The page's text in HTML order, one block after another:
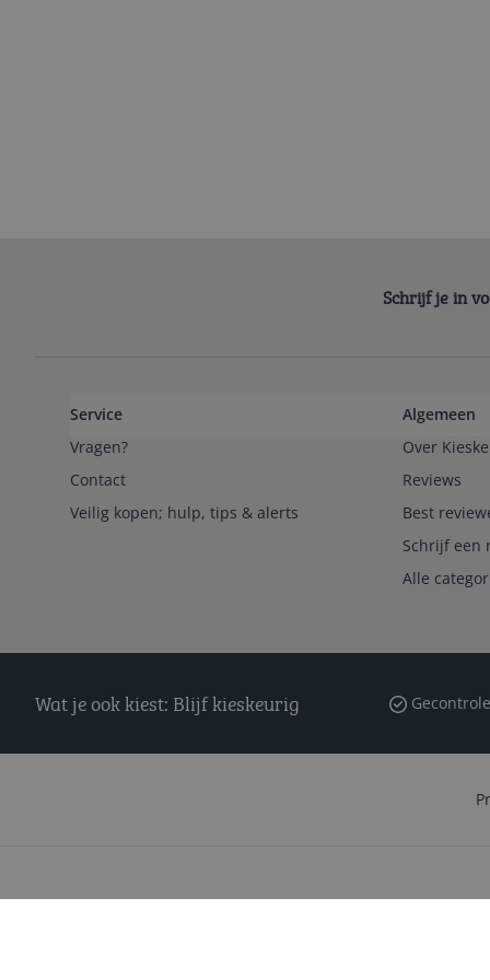
Schrijf je in
Service
Vragen?
Contact
Veilig kopen; hulp, tips & alerts
Algemeen
Over
Reviews
Best
Schrijf een
Alle
Wat je ook kiest: Blijf kieskeurig